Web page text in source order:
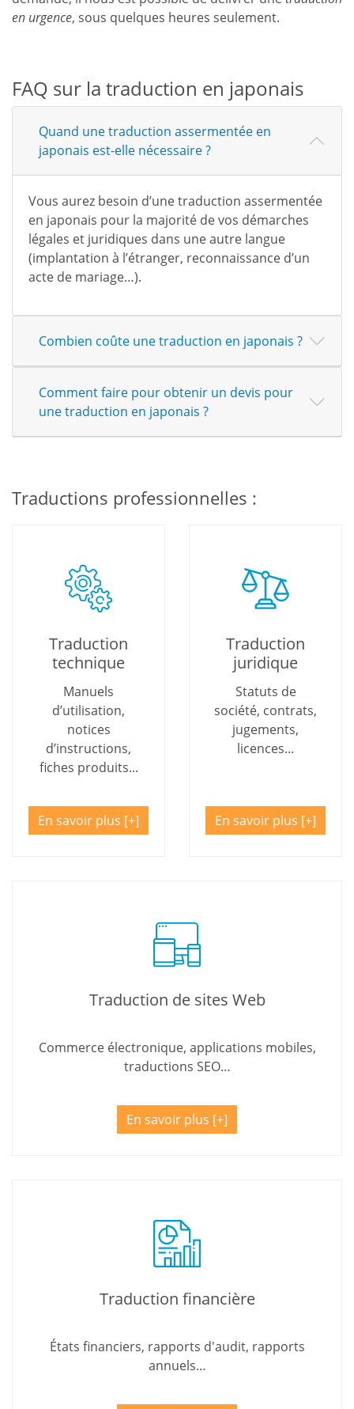
en urgence, sous quelques heures seulement.
FAQ sur la traduction en japonais
Quand une traduction assermentée en
japonais est-elle nécessaire ?
Vous aurez besoin d’une traduction assermentée
en japonais pour la majorité de vos démarches
légales et juridiques dans une autre langue
(implantation à l’étranger, reconnaissance d’un
acte de mariage…).
Combien coûte une traduction en japonais ?
Comment faire pour obtenir un devis pour
une traduction en japonais ?
Traductions professionnelles :
Traduction
technique
Manuels
d’utilisation,
notices
d’instructions,
fiches produits...
En savoir plus
Traduction
juridique
Statuts de
société, contrats,
jugements,
licences...
En savoir plus
Traduction de sites Web
Commerce électronique, applications mobiles,
traductions SEO…
En savoir plus
Traduction financière
États financiers, rapports d'audit, rapports
annuels…